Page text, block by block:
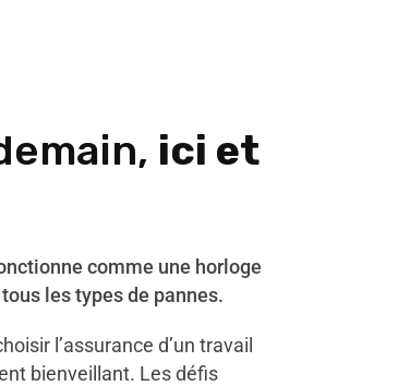
ici et
comme une horloge
les types de pannes.
l’assurance d’un travail
bienveillant. Les défis